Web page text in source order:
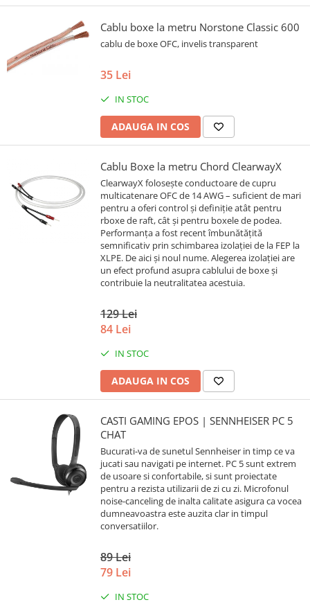
Cablu boxe la metru Norstone Classic 600
cablu de boxe OFC, invelis transparent
35 Lei
IN STOC
ADAUGA IN COS
Cablu Boxe la metru Chord ClearwayX
ClearwayX folosește conductoare de cupru
multicatenare OFC de 14 AWG – suficient de mari
pentru a oferi control și definiție atât pentru
rboxe de raft, cât și pentru boxele de podea.
Performanța a fost recent îmbunătățită
semnificativ prin schimbarea izolației de la FEP la
XLPE. De aici și noul nume. Alegerea izolației are
un efect profund asupra cablului de boxe și
contribuie la neutralitatea acestuia.
129 Lei
84 Lei
IN STOC
ADAUGA IN COS
CASTI GAMING EPOS | SENNHEISER PC 5
CHAT
Bucurati-va de sunetul Sennheiser in timp ce va
jucati sau navigati pe internet. PC 5 sunt extrem
de usoare si confortabile, si sunt proiectate
pentru a rezista utilizarii de zi cu zi. Microfonul
noise-canceling de inalta calitate asigura ca vocea
dumneavoastra este auzita clar in timpul
conversatiilor.
89 Lei
79 Lei
IN STOC